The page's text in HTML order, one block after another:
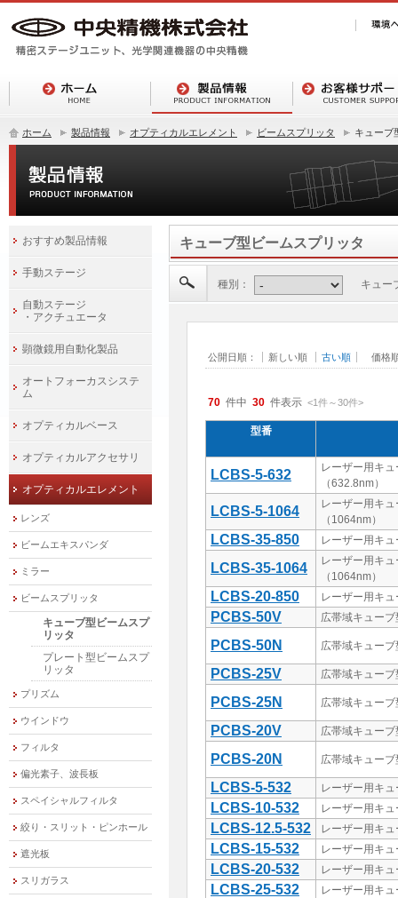
ホーム 製品情報 オプティカルエレメント ビームスプリッタ キューブ
キューブ型ビームスプリッタ
種別： キュー
公開日順： 新しい順 古い順 価格
70 件中 30 件表示 <1件～30件>
型番
LCBS-5-632
レーザー用キ
（632.8nm）
LCBS-5-1064
レーザー用キ
（1064nm）
LCBS-35-850 レーザー用キ
LCBS-35-1064
レーザー用キ
（1064nm）
LCBS-20-850 レーザー用キ
PCBS-50V 広帯域キュー
PCBS-50N 広帯域キュー
PCBS-25V 広帯域キュー
PCBS-25N 広帯域キュー
PCBS-20V 広帯域キュー
PCBS-20N 広帯域キュー
LCBS-5-532 レーザー用キ
LCBS-10-532 レーザー用キ
LCBS-12.5-532 レーザー用キ
LCBS-15-532 レーザー用キ
LCBS-20-532 レーザー用キ
LCBS-25-532 レーザー用キ
おすすめ製品情報
手動ステージ
自動ステージ
・アクチュエータ
顕微鏡用自動化製品
オートフォーカスシステ
ム
オプティカルベース
オプティカルアクセサリ
オプティカルエレメント
レンズ
ビームエキスパンダ
ミラー
ビームスプリッタ
キューブ型ビームスプ
リッタ
プレート型ビームスプ
リッタ
プリズム
ウインドウ
フィルタ
偏光素子、波長板
スペイシャルフィルタ
絞り・スリット・ピンホール
遮光板
スリガラス